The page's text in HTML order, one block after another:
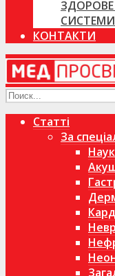
КОНТАКТИ
Статті
За